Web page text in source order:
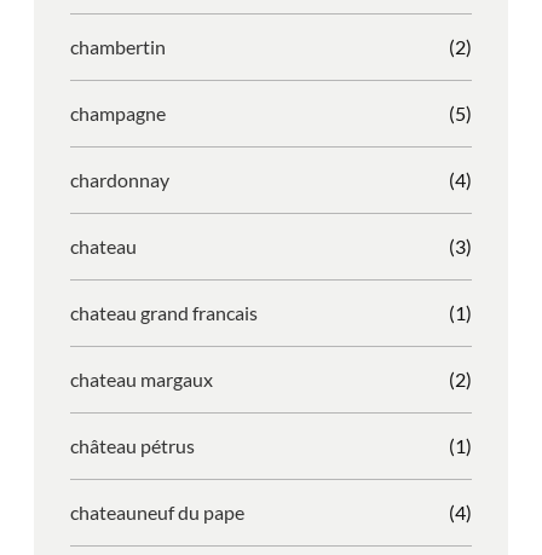
chambertin (2)
champagne (5)
chardonnay (4)
chateau (3)
chateau grand francais (1)
chateau margaux (2)
château pétrus (1)
chateauneuf du pape (4)